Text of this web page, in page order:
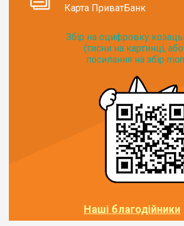
Карта ПриватБанк
Збір на оцифровку
(тисни на картинці,
посилання на збір
Наші благодійники